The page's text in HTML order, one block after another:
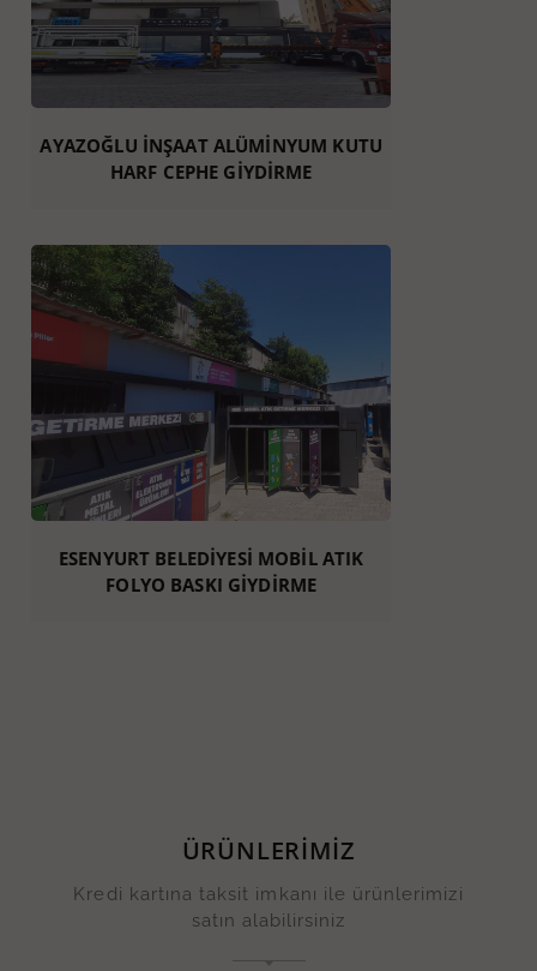
AYAZOĞLU İNŞAAT ALÜMİNYUM KUTU
HARF CEPHE GİYDİRME
ESENYURT BELEDİYESİ MOBİL ATIK
FOLYO BASKI GİYDİRME
ÜRÜNLERİMİZ
Kredi kartına taksit imkanı ile ürünlerimizi
satın alabilirsiniz